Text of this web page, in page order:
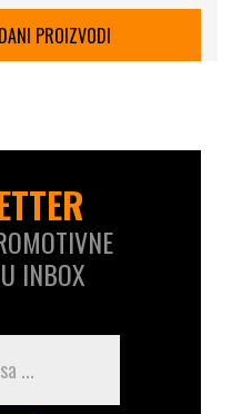
PROIZVODI
INBOX